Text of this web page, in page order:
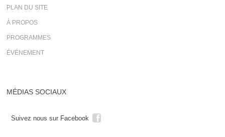
PLAN DU SITE
À PROPOS
PROGRAMMES
ÉVÉNEMENT
MÉDIAS SOCIAUX
Suivez nous sur Facebook